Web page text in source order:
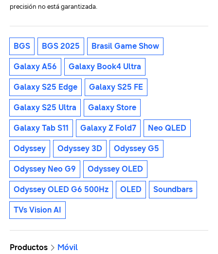
precisión no está garantizada.
BGS BGS 2025 Brasil Game Show
Galaxy A56 Galaxy Book4 Ultra
Galaxy S25 Edge Galaxy S25 FE
Galaxy S25 Ultra Galaxy Store
Galaxy Tab S11 Galaxy Z Fold7 Neo QLED
Odyssey Odyssey 3D Odyssey G5
Odyssey Neo G9 Odyssey OLED
Odyssey OLED G6 500Hz OLED Soundbars
TVs Vision AI
Productos
Móvil